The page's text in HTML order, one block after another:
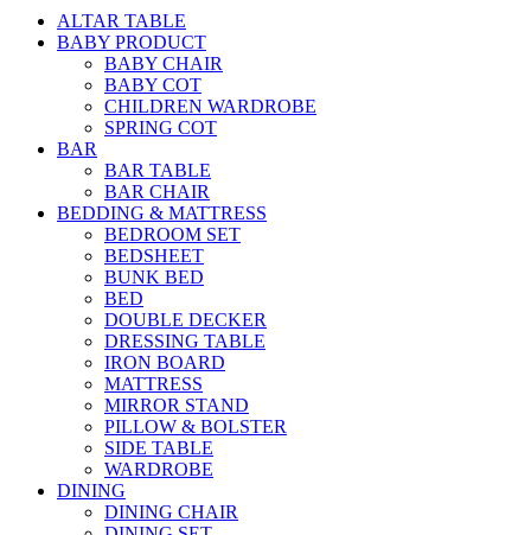
ALTAR TABLE
BABY PRODUCT
BABY CHAIR
BABY COT
CHILDREN WARDROBE
SPRING COT
BAR
BAR TABLE
BAR CHAIR
BEDDING & MATTRESS
BEDROOM SET
BEDSHEET
BUNK BED
BED
DOUBLE DECKER
DRESSING TABLE
IRON BOARD
MATTRESS
MIRROR STAND
PILLOW & BOLSTER
SIDE TABLE
WARDROBE
DINING
DINING CHAIR